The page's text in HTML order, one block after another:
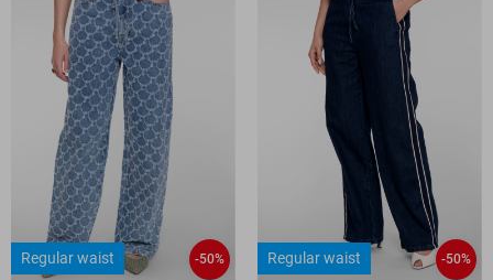
Regular waist -50% Regular waist -50%